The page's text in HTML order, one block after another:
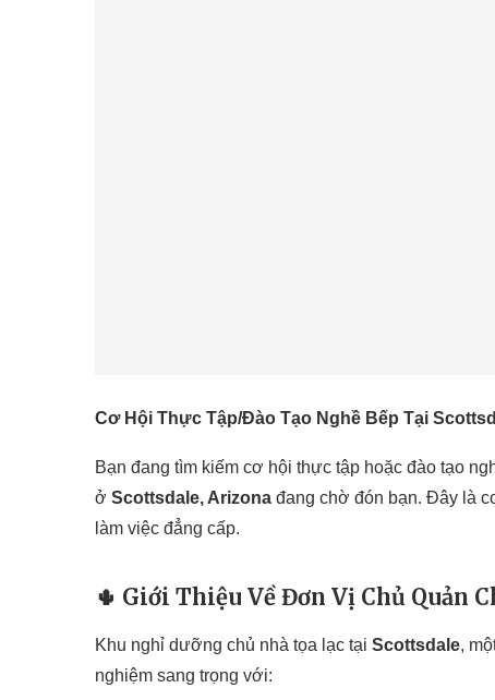
Cơ Hội Thực Tập/Đào Tạo Nghề Bếp Tại
Bạn đang tìm kiếm cơ hội thực tập hoặc đào tạo
ở Scottsdale, Arizona đang chờ đón bạn. Đây là
làm việc đẳng cấp.
🌵 Giới Thiệu Về Đơn Vị Chủ Quản
Khu nghỉ dưỡng chủ nhà tọa lạc tại Scottsdale,
nghiệm sang trọng với: